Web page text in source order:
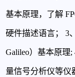
基本原理，了解
硬件描述语言；3
Galileo）基本原理;
量信号分析仪等仪